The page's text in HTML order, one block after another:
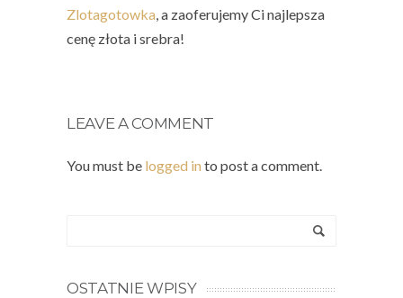
Zlotagotowka, a zaoferujemy Ci najlepsza
cenę złota i srebra!
LEAVE A COMMENT
You must be logged in to post a comment.
OSTATNIE WPISY